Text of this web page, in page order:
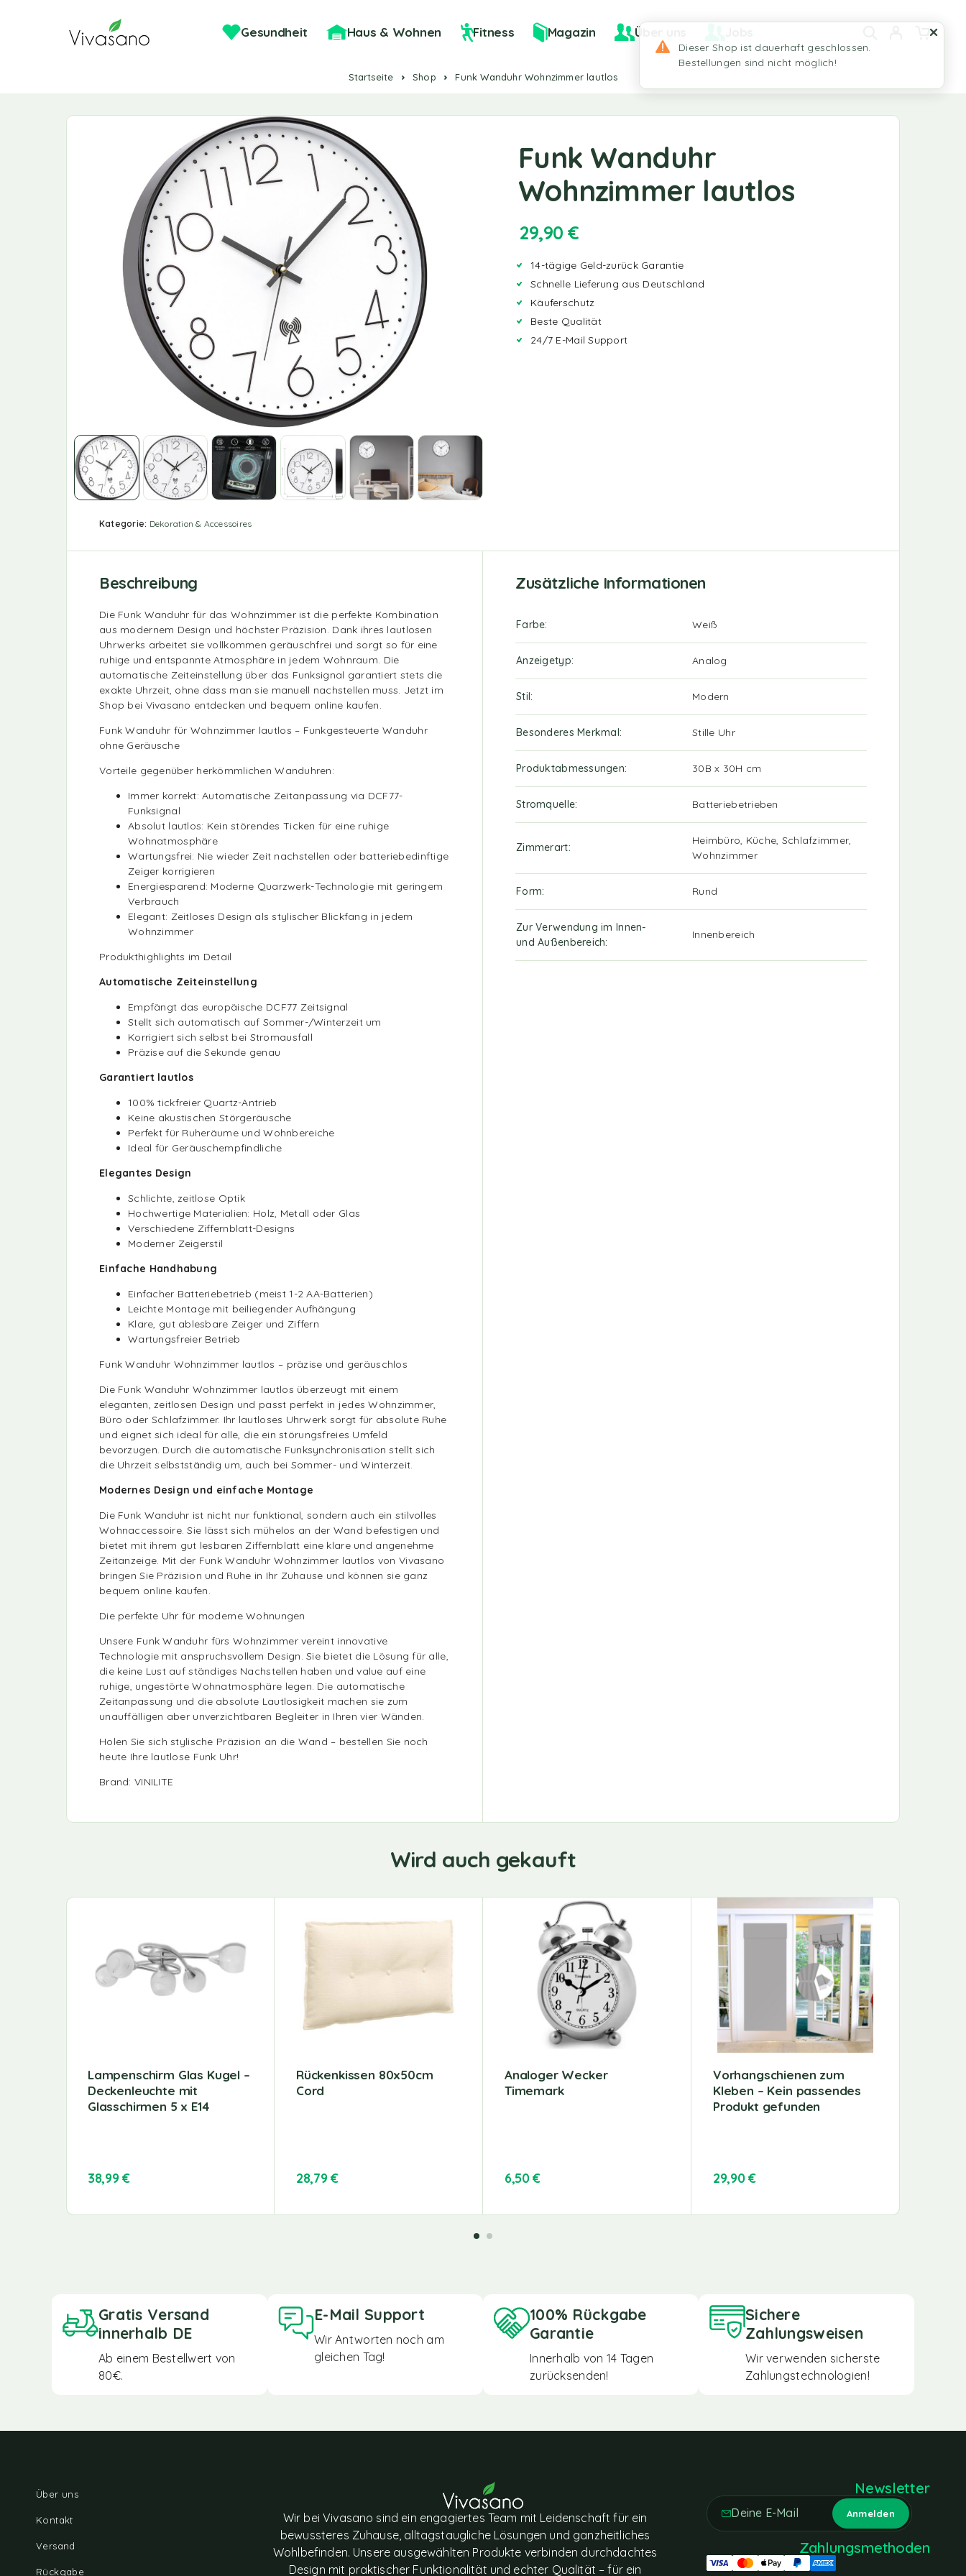
Gesundheit Haus & Wohnen Fitness Magazin Über uns
Startseite Shop Funk Wanduhr Wohnzimmer lautlos
Kategorie: Dekoration & Accessoires
Funk Wanduhr
Wohnzimmer lautlos
29,90 €
14-tägige Geld-zurück Garantie
Schnelle Lieferung aus Deutschland
Käuferschutz
Beste Qualität
24/7 E-Mail Support
Beschreibung
Die Funk Wanduhr für das Wohnzimmer ist die perfekte Kombination
aus modernem Design und höchster Präzision. Dank ihres lautlosen
Uhrwerks arbeitet sie vollkommen geräuschfrei und sorgt so für eine
ruhige und entspannte Atmosphäre in jedem Wohnraum. Die
automatische Zeiteinstellung über das Funksignal garantiert stets die
exakte Uhrzeit, ohne dass man sie manuell nachstellen muss. Jetzt im
Shop bei Vivasano entdecken und bequem online kaufen.
Funk Wanduhr für Wohnzimmer lautlos – Funkgesteuerte Wanduhr
ohne Geräusche
Vorteile gegenüber herkömmlichen Wanduhren:
Immer korrekt: Automatische Zeitanpassung via DCF77-
Funksignal
Absolut lautlos: Kein störendes Ticken für eine ruhige
Wohnatmosphäre
Wartungsfrei: Nie wieder Zeit nachstellen oder batteriebedinftige
Zeiger korrigieren
Energiesparend: Moderne Quarzwerk-Technologie mit geringem
Verbrauch
Elegant: Zeitloses Design als stylischer Blickfang in jedem
Wohnzimmer
Produkthighlights im Detail
Automatische Zeiteinstellung
Empfängt das europäische DCF77 Zeitsignal
Stellt sich automatisch auf Sommer-/Winterzeit um
Korrigiert sich selbst bei Stromausfall
Präzise auf die Sekunde genau
Garantiert lautlos
100% tickfreier Quartz-Antrieb
Keine akustischen Störgeräusche
Perfekt für Ruheräume und Wohnbereiche
Ideal für Geräuschempfindliche
Elegantes Design
Schlichte, zeitlose Optik
Hochwertige Materialien: Holz, Metall oder Glas
Verschiedene Ziffernblatt-Designs
Moderner Zeigerstil
Einfache Handhabung
Einfacher Batteriebetrieb (meist 1-2 AA-Batterien)
Leichte Montage mit beiliegender Aufhängung
Klare, gut ablesbare Zeiger und Ziffern
Wartungsfreier Betrieb
Funk Wanduhr Wohnzimmer lautlos – präzise und geräuschlos
Die Funk Wanduhr Wohnzimmer lautlos überzeugt mit einem
eleganten, zeitlosen Design und passt perfekt in jedes Wohnzimmer,
Büro oder Schlafzimmer. Ihr lautloses Uhrwerk sorgt für absolute Ruhe
und eignet sich ideal für alle, die ein störungsfreies Umfeld
bevorzugen. Durch die automatische Funksynchronisation stellt sich
die Uhrzeit selbstständig um, auch bei Sommer- und Winterzeit.
Modernes Design und einfache Montage
Die Funk Wanduhr ist nicht nur funktional, sondern auch ein stilvolles
Wohnaccessoire. Sie lässt sich mühelos an der Wand befestigen und
bietet mit ihrem gut lesbaren Ziffernblatt eine klare und angenehme
Zeitanzeige. Mit der Funk Wanduhr Wohnzimmer lautlos von Vivasano
bringen Sie Präzision und Ruhe in Ihr Zuhause und können sie ganz
bequem online kaufen.
Die perfekte Uhr für moderne Wohnungen
Unsere Funk Wanduhr fürs Wohnzimmer vereint innovative
Technologie mit anspruchsvollem Design. Sie bietet die Lösung für alle,
die keine Lust auf ständiges Nachstellen haben und value auf eine
ruhige, ungestörte Wohnatmosphäre legen. Die automatische
Zeitanpassung und die absolute Lautlosigkeit machen sie zum
unauffälligen aber unverzichtbaren Begleiter in Ihren vier Wänden.
Holen Sie sich stylische Präzision an die Wand – bestellen Sie noch
heute Ihre lautlose Funk Uhr!
Brand: VINILITE
Zusätzliche Informationen
Farbe Weiß
Anzeigetyp Analog
Stil Modern
Besonderes Merkmal Stille Uhr
Produktabmessungen 30B x 30H cm
Stromquelle Batteriebetrieben
Zimmerart
Heimbüro, Küche, Schlafzimmer,
Wohnzimmer
Form Rund
Zur Verwendung im Innen-
und Außenbereich
Innenbereich
Wird auch gekauft
Lampenschirm Glas Kugel –
Deckenleuchte mit
Glasschirmen 5 x E14
38,99€
Rückenkissen 80x50cm
Cord
28,79€
Analoger Wecker
Timemark
6,50€
Vorhangschienen zum
Kleben – Kein passendes
Produkt gefunden
29,90€
Gratis Versand
innerhalb DE
Ab einem Bestellwert von
80€.
E-Mail Support
Wir Antworten noch am
gleichen Tag!
100% Rückgabe
Garantie
Innerhalb von 14 Tagen
zurücksenden!
Sichere
Zahlungsweisen
Wir verwenden sicherste
Zahlungstechnologien!
Über uns
Kontakt
Versand
Rückgabe
Wir bei Vivasano sind ein engagiertes Team mit Leidenschaft für ein
bewussteres Zuhause, alltagstaugliche Lösungen und ganzheitliches
Wohlbefinden. Unsere ausgewählten Produkte verbinden durchdachtes
Design mit praktischer Funktionalität und echter Qualität – für ein
Newsletter
Zahlungsmethoden